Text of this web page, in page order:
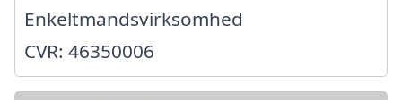
Enkeltmandsvirksomhed
CVR: 46350006